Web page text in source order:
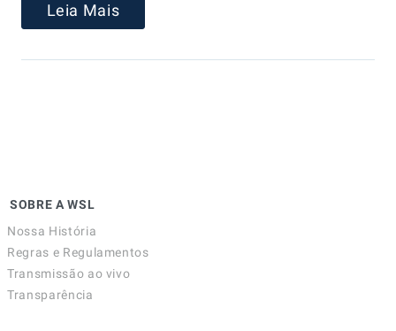
Leia Mais
SOBRE A WSL
Nossa História
Regras e Regulamentos
Transmissão ao vivo
Transparência